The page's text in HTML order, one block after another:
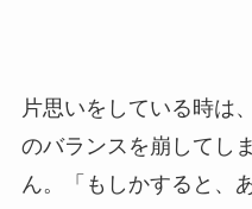
片思いをしている時は
のバランスを崩してし
ん。「もしかすると、